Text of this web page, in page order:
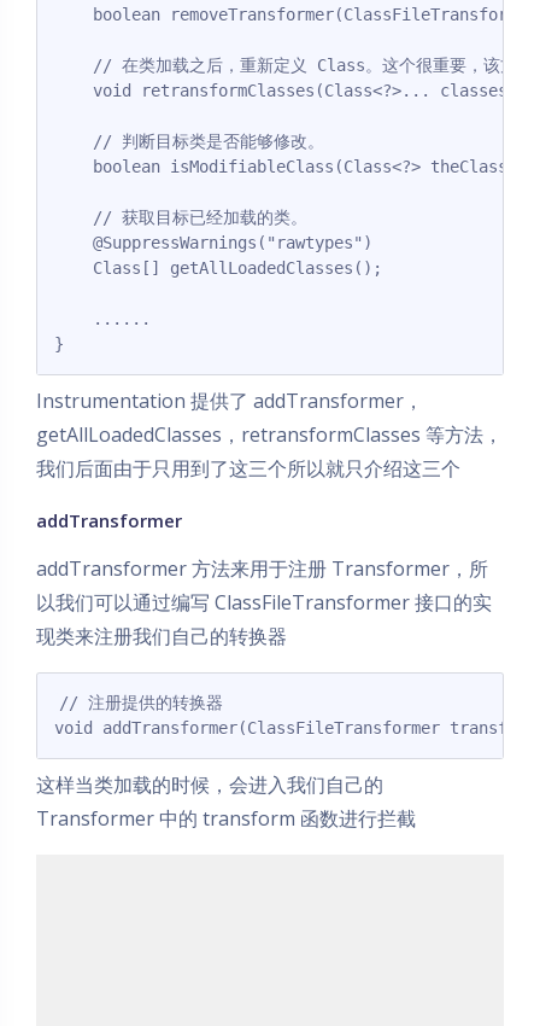
boolean
// 在类加载之后，重新定义 Class。这个很重要，该方
void retransformClasses(Class<?>... classes)
    // 判断目标类是否能够修改。
    boolean isModifiableClass(Class<?> theClass);
    // 获取目标已经加载的类。
    @SuppressWarnings("rawtypes")
    Class[] getAllLoadedClasses();
    ......
}
Instrumentation 提供了 addTransformer，
getAllLoadedClasses，retransformClasses 等方法，
我们后面由于只用到了这三个所以就只介绍这三个
addTransformer
addTransformer 方法来用于注册 Transformer，所
以我们可以通过编写 ClassFileTransformer 接口的实
现类来注册我们自己的转换器
// 注册提供的转换器
void addTransformer(ClassFileTransformer
这样当类加载的时候，会进入我们自己的
Transformer 中的 transform 函数进行拦截